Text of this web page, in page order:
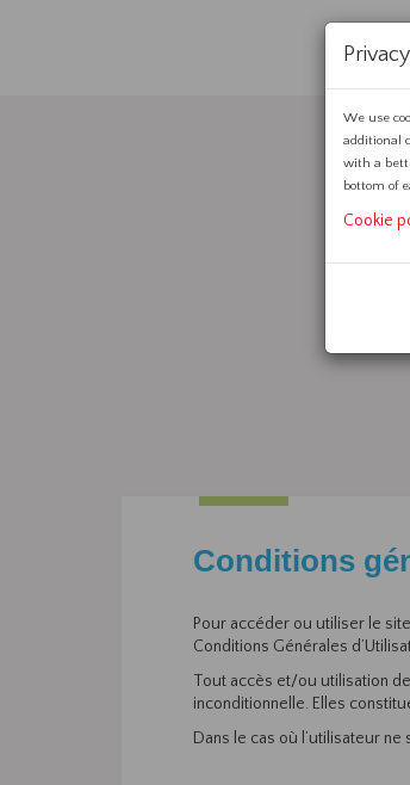
We use
additional
with a
bottom of
Cookie
Conditions
Pour accéder ou utiliser le
Conditions Générales
Tout accès et/ou utilisation
inconditionnelle. Elles
Dans le cas où l’utilisateur